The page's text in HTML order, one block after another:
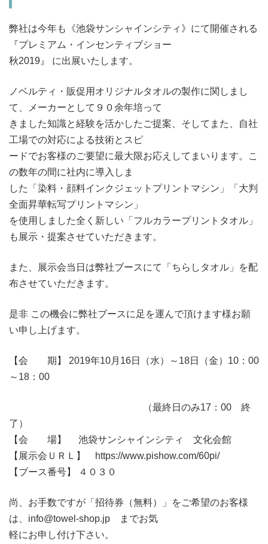
弊社は今年も《池袋サンシャインシティ》にて開催される
『プレミアム・インセンティブショー
秋2019』 に出展いたします。
ノベルティ・販促用オリジナルタオルの製作に関しまし
て、メーカーとして９０余年培って
きました知識と経験を活かしたご提案、そしてまた、自社
工場での対応による技術とスピ
ードでお客様のご要望に最大限お応えしてまいります。こ
の数年の間に社内に導入しま
した「染料・顔料インクジェットプリントマシン」「大判
全面昇華転写プリントマシン」
を使用しました全く新しい「フルカラープリントタオル」
も展示・提案させていただきます。
また、展示会当日は弊社ブースにて「ちらしタオル」を配
布させていただきます。
是非 この機会に弊社ブースに足を運んで頂けます様お願
い申し上げます。
【会 期】 2019年10月16日（水）～18日（金）10：00
～18：00
（最終日のみ17：00 終
了）
【会 場】 池袋サンシャインシティ 文化会館
【展示会ＵＲＬ】 https://www.pishow.com/60pi/
【ブース番号】 ４０３０
尚、お手数ですが「招待券（無料）」をご希望のお客様
は、info@towel-shop.jp までお気
軽にお申し付け下さい。